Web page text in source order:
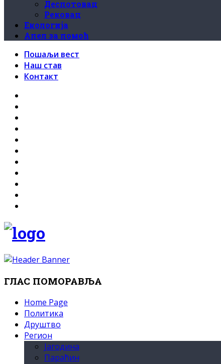
Деспотовац
Рековац
Екологија
Апел за помоћ
Пошаљи вест
Наш став
Контакт
ГЛАС ПОМОРАВЉА
Home Page
Политика
Друштво
Регион
Јагодина
Параћин